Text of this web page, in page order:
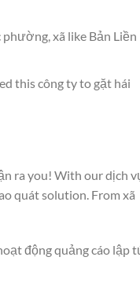
phường, xã like Bản Liền
this công ty to gặt hái
ra you! With our dịch
quát solution. From xã
động quảng cáo lập